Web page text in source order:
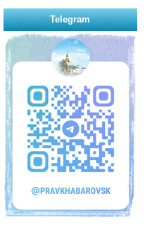
Telegram